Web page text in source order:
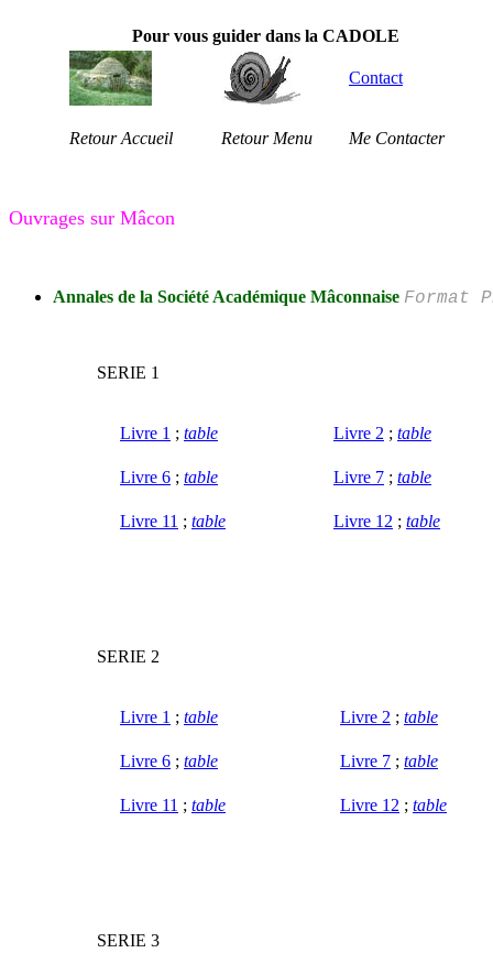
Pour vous guider dans la CADOLE
Contact
Retour Accueil Retour Menu Me Contacter
Ouvrages sur Mâcon
Annales de la Société Académique Mâconnaise Format
SERIE 1
Livre 1 ; table Livre 2 ; table
Livre 6 ; table Livre 7 ; table
Livre 11 ; table Livre 12 ; table
SERIE 2
Livre 1 ; table Livre 2 ; table
Livre 6 ; table Livre 7 ; table
Livre 11 ; table Livre 12 ; table
SERIE 3